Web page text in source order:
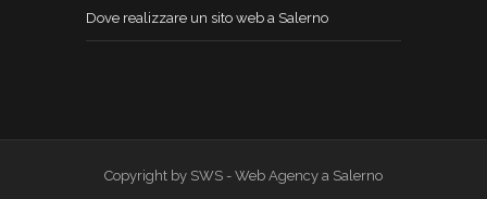
Dove realizzare un sito web a Salerno
Copyright by SWS - Web Agency a Salerno